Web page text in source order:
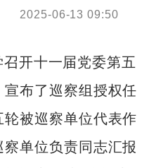
2025-06-13 09:50
开十一届党委第五
布了巡察组授权任
被巡察单位代表作
单位负责同志汇报